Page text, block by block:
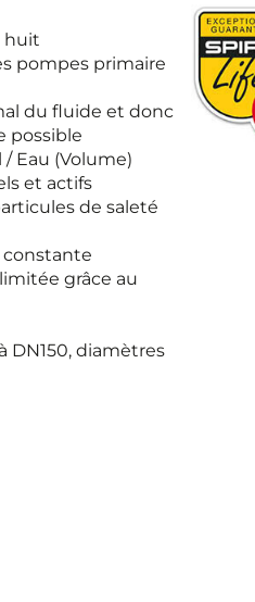
huit
pompes primaire
du fluide et donc
possible
Eau (Volume)
et actifs
de saleté
grâce au
DN150, diamètres